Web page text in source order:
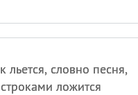
льется, словно песня,
ложится